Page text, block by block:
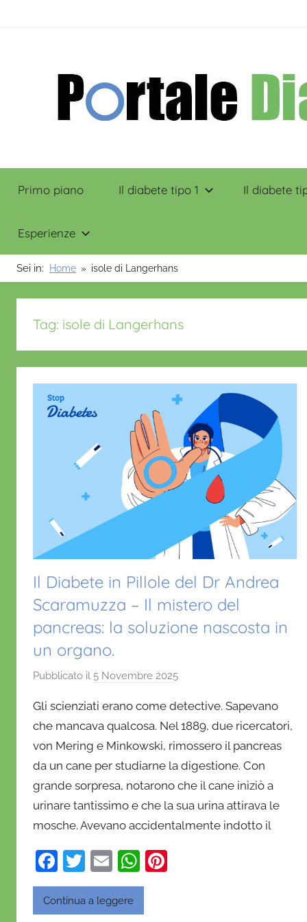
Portale
Diabete
Primo piano Il diabete tipo 1 Il diabete
Esperienze
Sei in: Home isole di Langerhans
Tag: isole di Langerhans
Il Diabete in Pillole del Dr Andrea
Scaramuzza – Il mistero del
pancreas: la soluzione nascosta in
un organo.
Pubblicato il 5 Novembre 2025
D
a
n
e
l
a
Gli scienziati erano come detective. Sapevano
che mancava qualcosa. Nel 1889, due ricercatori,
von Mering e Minkowski, rimossero il pancreas
da un cane per studiarne la digestione. Con
grande sorpresa, notarono che il cane iniziò a
urinare tantissimo e che la sua urina attirava le
mosche. Avevano accidentalmente indotto il
F
a
c
T
w
itt
E
m
ai
W
h
Continua a leggere